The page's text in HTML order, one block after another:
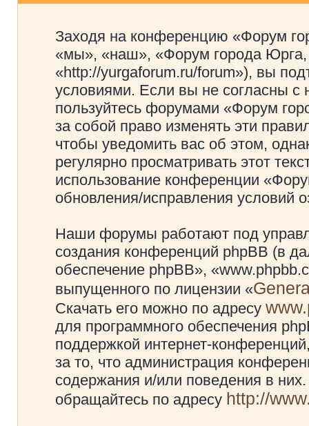
Заходя на конференцию «Форум
«мы», «наш», «Форум города
«http://yurgaforum.ru/forum»), вы
условиями. Если вы не согласны с
пользуйтесь форумами «Форум
за собой право изменять эти
чтобы уведомить вас об этом,
регулярно просматривать этот
использование конференции
обновления/исправления условий
Наши форумы работают под
создания конференций phpBB (в
обеспечение phpBB»,
выпущенного по лицензии «
Скачать его можно по адресу
для программного обеспечения
поддержкой интернет-
за то, что администрация
содержания и/или поведения в
обращайтесь по адресу http://